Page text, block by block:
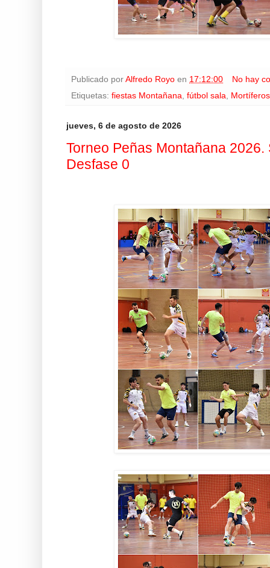
Publicado por Alfredo Royo en 17:12:00
No hay
Etiquetas: fiestas Montañana fútbol sala Mortíferos
jueves, 6 de agosto de 2026
Torneo Peñas Montañana
Desfase 0